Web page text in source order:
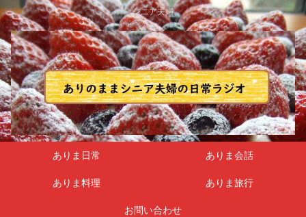
シニア夫婦
ありま日常 ありま会話
ありま料理 ありま旅行
お問い合わせ